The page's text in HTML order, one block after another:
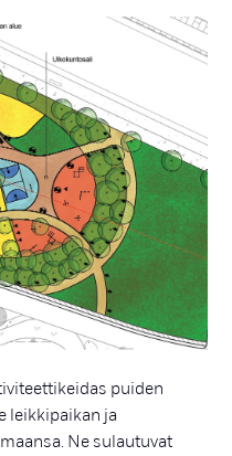
puiden
leikkipaikan ja
Ne sulautuvat